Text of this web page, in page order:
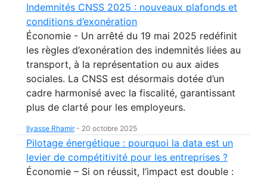
Indemnités CNSS 2025 : nouveaux plafonds et
conditions d’exonération
Économie - Un arrêté du 19 mai 2025 redéfinit
les règles d’exonération des indemnités liées au
transport, à la représentation ou aux aides
sociales. La CNSS est désormais dotée d’un
cadre harmonisé avec la fiscalité, garantissant
plus de clarté pour les employeurs.
Ilyasse Rhamir- 20 octobre 2025
Pilotage énergétique : pourquoi la data est un
levier de compétitivité pour les entreprises ?
Économie – Si on réussit, l’impact est double :